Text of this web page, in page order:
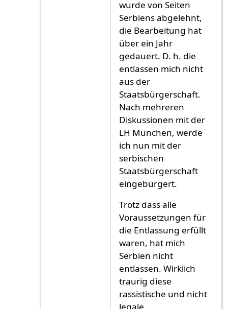
wurde von Seiten
Serbiens abgelehnt,
die Bearbeitung hat
über ein Jahr
gedauert. D. h. die
entlassen mich nicht
aus der
Staatsbürgerschaft.
Nach mehreren
Diskussionen mit der
LH München, werde
ich nun mit der
serbischen
Staatsbürgerschaft
eingebürgert.
Trotz dass alle
Voraussetzungen für
die Entlassung erfüllt
waren, hat mich
Serbien nicht
entlassen. Wirklich
traurig diese
rassistische und nicht